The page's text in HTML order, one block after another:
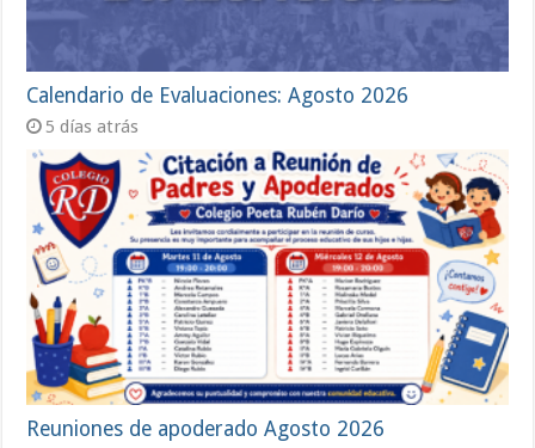
Calendario de Evaluaciones: Agosto 2026
5 días atrás
Reuniones de apoderado Agosto 2026